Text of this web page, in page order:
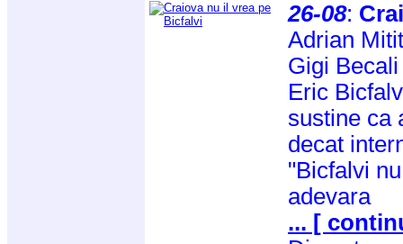
26-08:
Adrian
Gigi
Eric
sustine ca
decat
"Bicfalvi
adevara
... [